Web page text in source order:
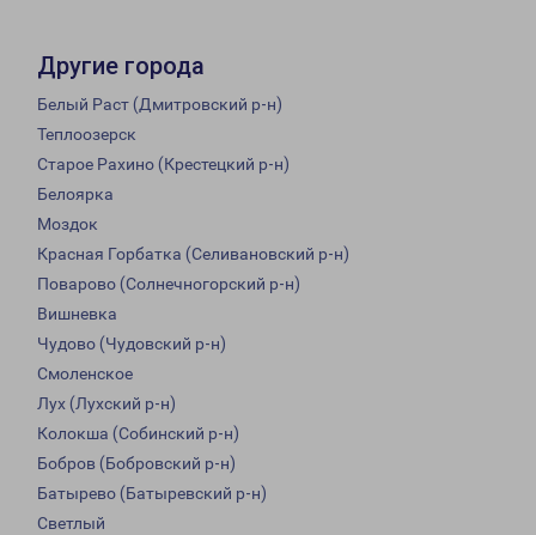
Другие города
Белый Раст (Дмитровский р-н)
Теплоозерск
Старое Рахино (Крестецкий р-н)
Белоярка
Моздок
Красная Горбатка (Селивановский р-н)
Поварово (Солнечногорский р-н)
Вишневка
Чудово (Чудовский р-н)
Смоленское
Лух (Лухский р-н)
Колокша (Собинский р-н)
Бобров (Бобровский р-н)
Батырево (Батыревский р-н)
Светлый